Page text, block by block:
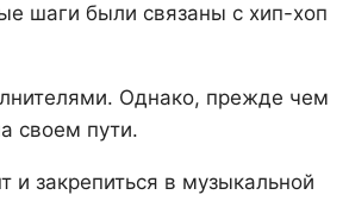
шаги были связаны с хип-хоп
Однако, прежде чем
своем пути.
и закрепиться в музыкальной